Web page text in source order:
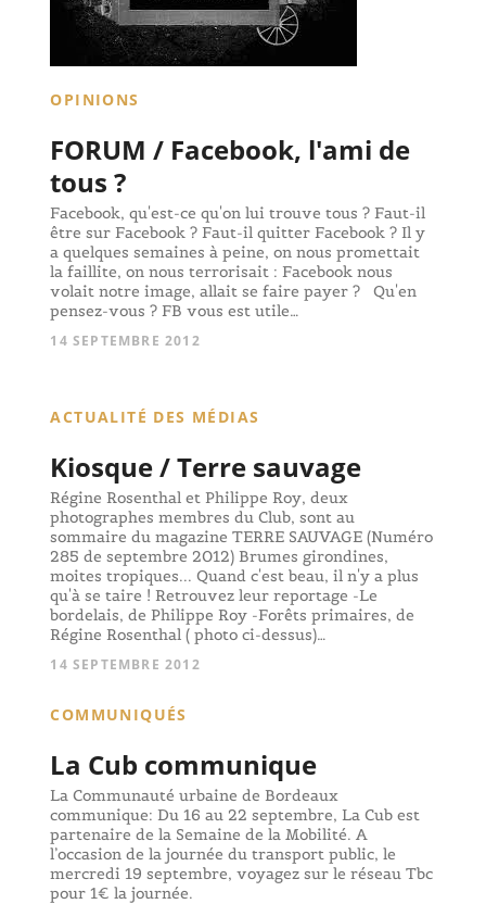
OPINIONS
FORUM / Facebook, l'ami de
tous ?
Facebook, qu'est-ce qu'on lui trouve tous ? Faut-il
être sur Facebook ? Faut-il quitter Facebook ? Il y
a quelques semaines à peine, on nous promettait
la faillite, on nous terrorisait : Facebook nous
volait notre image, allait se faire payer ? Qu'en
pensez-vous ? FB vous est utile…
14 SEPTEMBRE 2012
ACTUALITÉ DES MÉDIAS
Kiosque / Terre sauvage
Régine Rosenthal et Philippe Roy, deux
photographes membres du Club, sont au
sommaire du magazine TERRE SAUVAGE (Numéro
285 de septembre 2012) Brumes girondines,
moites tropiques... Quand c'est beau, il n'y a plus
qu'à se taire ! Retrouvez leur reportage -Le
bordelais, de Philippe Roy -Forêts primaires, de
Régine Rosenthal ( photo ci-dessus)…
14 SEPTEMBRE 2012
COMMUNIQUÉS
La Cub communique
La Communauté urbaine de Bordeaux
communique: Du 16 au 22 septembre, La Cub est
partenaire de la Semaine de la Mobilité. A
l’occasion de la journée du transport public, le
mercredi 19 septembre, voyagez sur le réseau Tbc
pour 1€ la journée.